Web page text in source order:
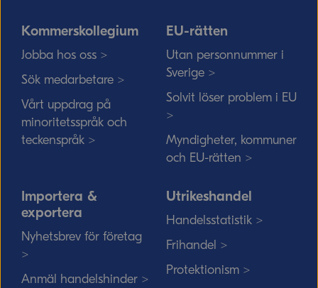
Kommerskollegium
Jobba hos oss >
Sök medarbetare >
Vårt uppdrag på
minoritetsspråk och
teckenspråk >
EU-rätten
Utan personnummer i
Sverige >
Solvit löser problem i EU
>
Myndigheter, kommuner
och EU-rätten >
Importera &
exportera
Nyhetsbrev för företag
>
Anmäl handelshinder >
Utrikeshandel
Handelsstatistik >
Frihandel >
Protektionism >